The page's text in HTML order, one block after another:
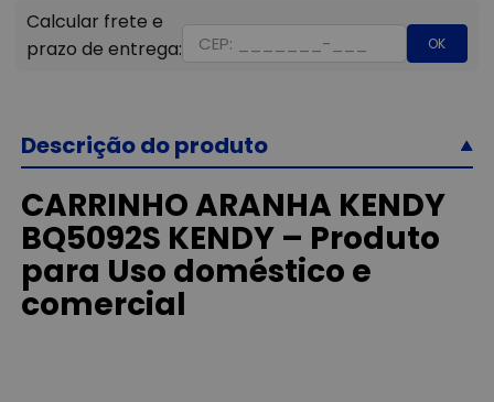
OK
Descrição do produto
CARRINHO ARANHA KENDY
BQ5092S KENDY – Produto
para Uso doméstico e
comercial